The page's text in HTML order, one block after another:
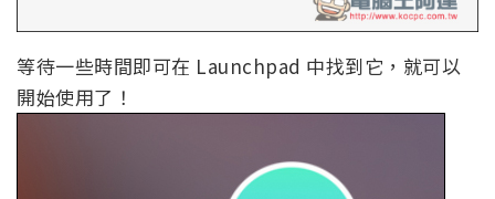
等待一些時間即可在 Launchpad 中找到它，就可以
開始使用了！